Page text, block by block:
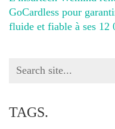
GoCardless pour
fluide et fiable à ses 12
Search
TAGS.